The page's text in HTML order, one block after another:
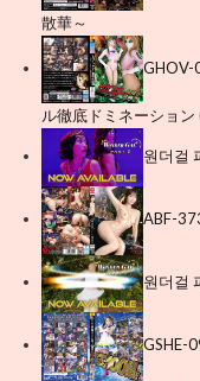
散華～
GHOV-
ル徹底ドミネーション
원더걸
ABF-
원더걸
GSHE-